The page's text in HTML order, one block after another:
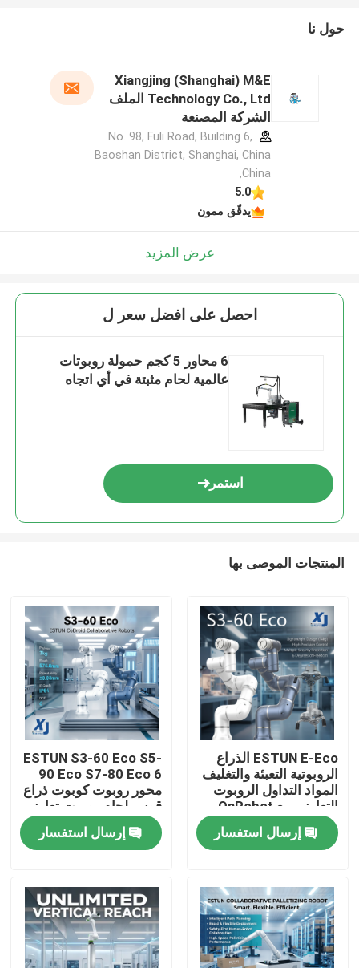
المنتجات
فيديوهات
حول نا
Xiangjing (Shanghai) M&E
Technology Co., Ltd الملف
الشركة المصنعة
No. 98, Fuli Road, Building 6,
Baoshan District, Shanghai, China
,China
5.0
يدقّق ممون
عرض المزيد
احصل على افضل سعر ل
6 محاور 5 كجم حمولة روبوتات
عالمية لحام مثبتة في أي اتجاه
استمر
المنتجات الموصى بها
ESTUN E-Eco الذراع
الروبوتية التعبئة والتغليف
المواد التداول الروبوت
التعاوني مع OnRobot
المقبض
إرسال استفسار
ESTUN S3-60 Eco S5-
90 Eco S7-80 Eco 6
محور روبوت كوبوت ذراع
قوس لحام روبوت تعاوني
CNGBS محرك تحديد
المواقع لحامإرسال استفسار